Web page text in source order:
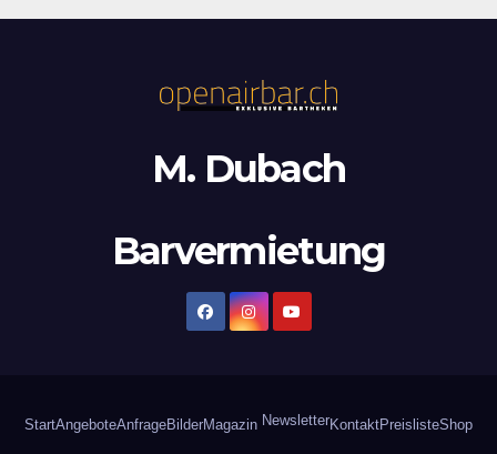
M. Dubach
Barvermietung
StartAngeboteAnfrageBilderMagazin NewsletterKontaktPreislisteShop